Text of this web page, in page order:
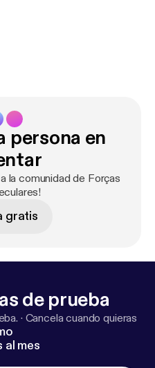
persona en
la comunidad de Forças
gratis
de prueba
· Cancela cuando quieras
mes